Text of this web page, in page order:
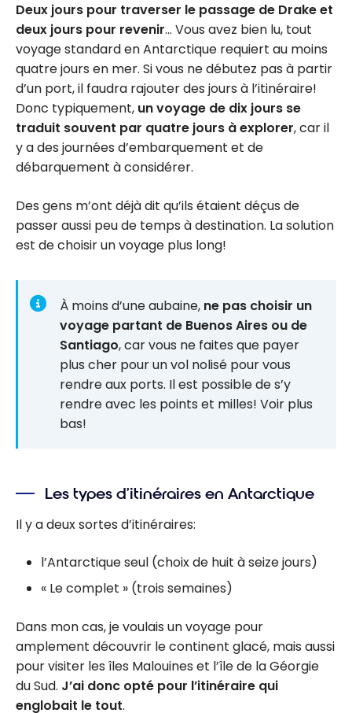
Deux jours pour traverser le passage de Drake et
deux jours pour revenir… Vous avez bien lu, tout
voyage standard en Antarctique requiert au moins
quatre jours en mer. Si vous ne débutez pas à partir
d’un port, il faudra rajouter des jours à l’itinéraire!
Donc typiquement, un voyage de dix jours se
traduit souvent par quatre jours à explorer, car il
y a des journées d’embarquement et de
débarquement à considérer.
Des gens m’ont déjà dit qu’ils étaient déçus de
passer aussi peu de temps à destination. La solution
est de choisir un voyage plus long!
À moins d’une aubaine, ne pas choisir un
voyage partant de Buenos Aires ou de
Santiago, car vous ne faites que payer
plus cher pour un vol nolisé pour vous
rendre aux ports. Il est possible de s’y
rendre avec les points et milles! Voir plus
bas!
Les types d’itinéraires en Antarctique
Il y a deux sortes d’itinéraires:
l’Antarctique seul (choix de huit à seize jours)
« Le complet » (trois semaines)
Dans mon cas, je voulais un voyage pour
amplement découvrir le continent glacé, mais aussi
pour visiter les îles Malouines et l’île de la Géorgie
du Sud. J’ai donc opté pour l’itinéraire qui
englobait le tout.